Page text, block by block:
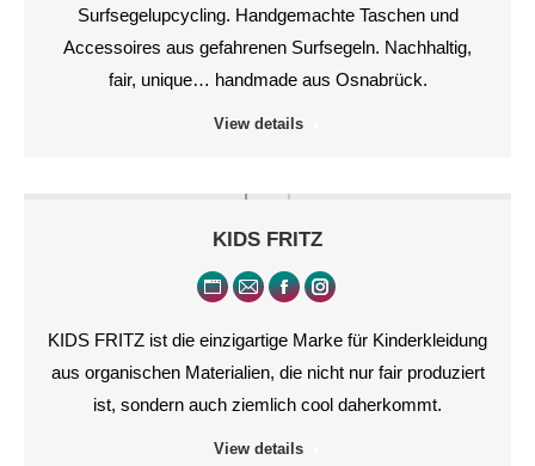
Surfsegelupcycling. Handgemachte Taschen und
Accessoires aus gefahrenen Surfsegeln. Nachhaltig,
fair, unique… handmade aus Osnabrück.
Blogmail
View details
KIDS FRITZ
KIDS FRITZ ist die einzigartige Marke für Kinderkleidung
aus organischen Materialien, die nicht nur fair produziert
ist, sondern auch ziemlich cool daherkommt.
Persönlicher
Blog
E-
mail
FacebookInstagram
View details